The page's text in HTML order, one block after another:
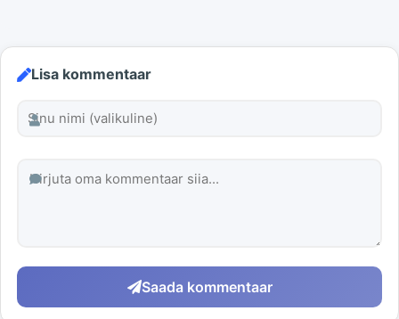
Lisa kommentaar
Saada kommentaar